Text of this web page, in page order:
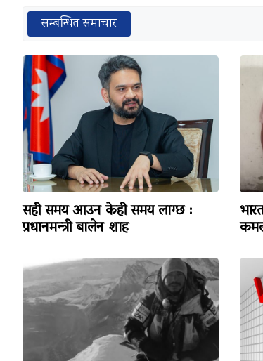
सम्बन्धित समाचार
सही समय आउन केही समय लाग्छ :
प्रधानमन्त्री बालेन शाह